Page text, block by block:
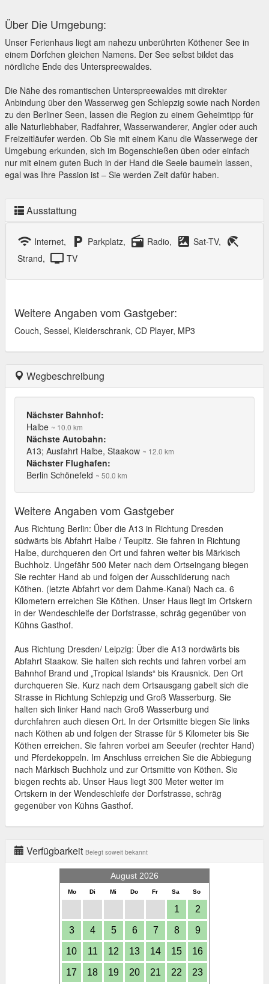
Über Die Umgebung:
Unser Ferienhaus liegt am nahezu unberührten Köthener See in
einem Dörfchen gleichen Namens. Der See selbst bildet das
nördliche Ende des Unterspreewaldes.
Die Nähe des romantischen Unterspreewaldes mit direkter
Anbindung über den Wasserweg gen Schlepzig sowie nach Norden
zu den Berliner Seen, lassen die Region zu einem Geheimtipp für
alle Naturliebhaber, Radfahrer, Wasserwanderer, Angler oder auch
Freizeitläufer werden. Ob Sie mit einem Kanu die Wasserwege der
Umgebung erkunden, sich im Bogenschießen üben oder einfach
nur mit einem guten Buch in der Hand die Seele baumeln lassen,
egal was Ihre Passion ist – Sie werden Zeit dafür haben.
Ausstattung
wifi Internet, local_parking Parkplatz, radio Radio, satellite Sat-TV, beach_access
Strand, tv TV
Weitere Angaben vom Gastgeber:
Couch, Sessel, Kleiderschrank, CD Player, MP3
Wegbeschreibung
Nächster Bahnhof:
Halbe ~ 10.0 km
Nächste Autobahn:
A13; Ausfahrt Halbe, Staakow ~ 12.0 km
Nächster Flughafen:
Berlin Schönefeld ~ 50.0 km
Weitere Angaben vom Gastgeber
Aus Richtung Berlin: Über die A13 in Richtung Dresden
südwärts bis Abfahrt Halbe / Teupitz. Sie fahren in Richtung
Halbe, durchqueren den Ort und fahren weiter bis Märkisch
Buchholz. Ungefähr 500 Meter nach dem Ortseingang biegen
Sie rechter Hand ab und folgen der Ausschilderung nach
Köthen. (letzte Abfahrt vor dem Dahme-Kanal) Nach ca. 6
Kilometern erreichen Sie Köthen. Unser Haus liegt im Ortskern
in der Wendeschleife der Dorfstrasse, schräg gegenüber von
Kühns Gasthof.
Aus Richtung Dresden/ Leipzig: Über die A13 nordwärts bis
Abfahrt Staakow. Sie halten sich rechts und fahren vorbei am
Bahnhof Brand und „Tropical Islands“ bis Krausnick. Den Ort
durchqueren Sie. Kurz nach dem Ortsausgang gabelt sich die
Strasse in Richtung Schlepzig und Groß Wasserburg. Sie
halten sich linker Hand nach Groß Wasserburg und
durchfahren auch diesen Ort. In der Ortsmitte biegen Sie links
nach Köthen ab und folgen der Strasse für 5 Kilometer bis Sie
Köthen erreichen. Sie fahren vorbei am Seeufer (rechter Hand)
und Pferdekoppeln. Im Anschluss erreichen Sie die Abbiegung
nach Märkisch Buchholz und zur Ortsmitte von Köthen. Sie
biegen rechts ab. Unser Haus liegt 300 Meter weiter im
Ortskern in der Wendeschleife der Dorfstrasse, schräg
gegenüber von Kühns Gasthof.
Verfügbarkeit Belegt soweit bekannt
August 2026
Mo Di Mi Do Fr Sa So
1 2
3 4 5 6 7 8 9
10 11 12 13 14 15 16
17 18 19 20 21 22 23